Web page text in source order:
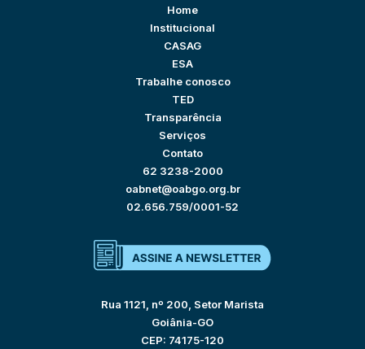
Home
Institucional
CASAG
ESA
Trabalhe conosco
TED
Transparência
Serviços
Contato
62 3238-2000
oabnet@oabgo.org.br
02.656.759/0001-52
Rua 1121, nº 200, Setor Marista
Goiânia-GO
CEP: 74175-120